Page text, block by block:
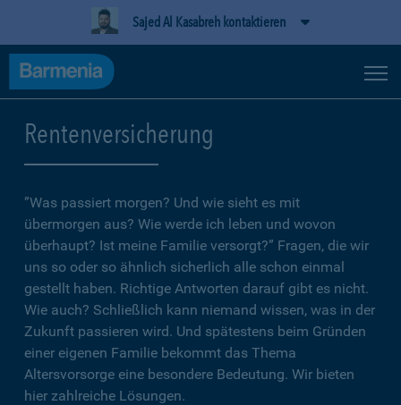
Sajed Al Kasabreh kontaktieren
Rentenversicherung
”Was passiert morgen? Und wie sieht es mit
übermorgen aus? Wie werde ich leben und wovon
überhaupt? Ist meine Familie versorgt?” Fragen, die wir
uns so oder so ähnlich sicherlich alle schon einmal
gestellt haben. Richtige Antworten darauf gibt es nicht.
Wie auch? Schließlich kann niemand wissen, was in der
Zukunft passieren wird. Und spätestens beim Gründen
einer eigenen Familie bekommt das Thema
Altersvorsorge eine besondere Bedeutung. Wir bieten
hier zahlreiche Lösungen.